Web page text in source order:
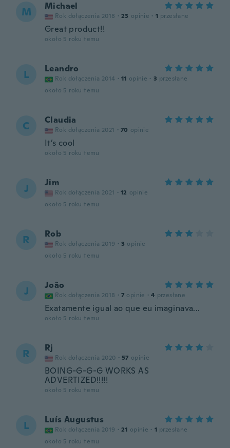
M Michael
Rok dołączenia 2018 · 23 opinie · 1 przesłane
Great product!!
około 5 roku temu
L Leandro
Rok dołączenia 2014 · 11 opinie · 3 przesłane
około 5 roku temu
C Claudia
Rok dołączenia 2021 · 70 opinie
It’s cool
około 5 roku temu
J Jim
Rok dołączenia 2021 · 12 opinie
około 5 roku temu
R Rob
Rok dołączenia 2019 · 3 opinie
około 5 roku temu
J João
Rok dołączenia 2018 · 7 opinie · 4 przesłane
Exatamente igual ao que eu imaginava...
około 5 roku temu
R Rj
Rok dołączenia 2020 · 57 opinie
BOING-G-G-G WORKS AS
ADVERTIZED!!!!!
około 5 roku temu
L Luís Augustus
Rok dołączenia 2019 · 21 opinie · 1 przesłane
około 5 roku temu